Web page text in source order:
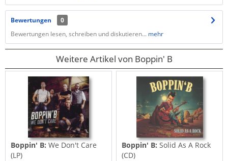
Bewertungen
0
Bewertungen lesen, schreiben und diskutieren... mehr
Weitere Artikel von Boppin' B
Boppin' B:We Don't Care
(LP)
Boppin' B:Solid As A Rock
(CD)